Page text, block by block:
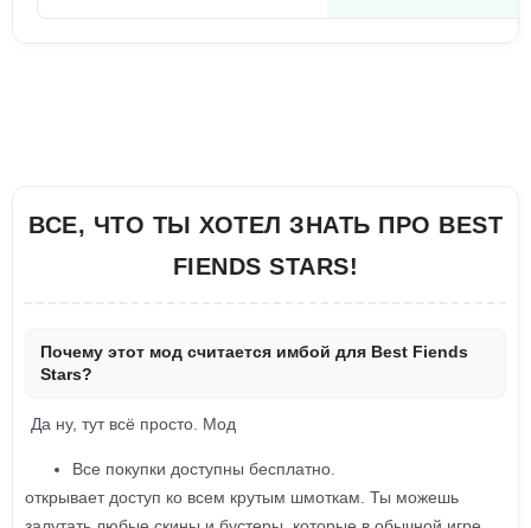
ВСЕ, ЧТО ТЫ ХОТЕЛ ЗНАТЬ ПРО BEST
FIENDS STARS!
Почему этот мод считается имбой для Best Fiends
Stars?
Да ну, тут всё просто. Мод
Все покупки доступны бесплатно.
открывает доступ ко всем крутым шмоткам. Ты можешь